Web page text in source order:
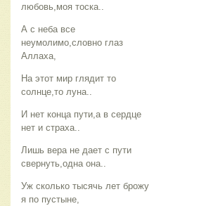
любовь,моя тоска..
А с неба все
неумолимо,словно глаз
Аллаха,
На этот мир глядит то
солнце,то луна..
И нет конца пути,а в сердце
нет и страха..
Лишь вера не дает с пути
свернуть,одна она..
Уж сколько тысячь лет брожу
я по пустыне,